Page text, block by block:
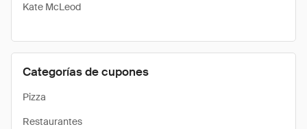
Kate McLeod
Categorías de cupones
Pizza
Restaurantes